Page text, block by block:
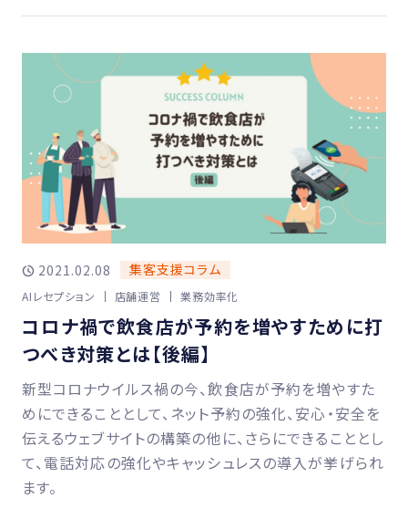
2021.02.08 集客支援コラム
AIレセプション 店舗運営 業務効率化
コロナ禍で飲食店が予約を増やすために打
つべき対策とは【後編】
新型コロナウイルス禍の今、飲食店が予約を増やすた
めにできることとして、ネット予約の強化、安心・安全を
伝えるウェブサイトの構築の他に、さらにできることとし
て、電話対応の強化やキャッシュレスの導入が挙げられ
ます。